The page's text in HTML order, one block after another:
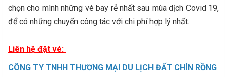
chọn cho mình những vé bay rẻ nhất sau mùa dịch Covid 19,
để có những chuyến công tác với chi phí hợp lý nhất.
Liên hệ đặt vé:
CÔNG TY TNHH THƯƠNG MẠI DU LỊCH ĐẤT CHÍN RỒNG